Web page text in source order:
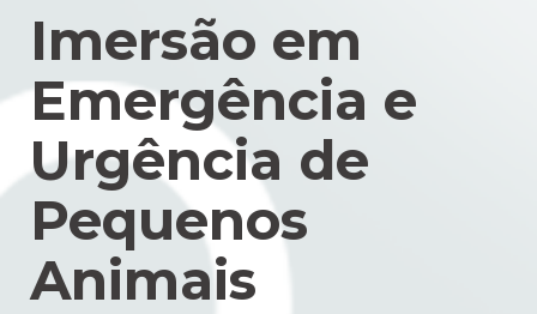
Imersão em
Emergência e
Urgência de
Pequenos
Animais